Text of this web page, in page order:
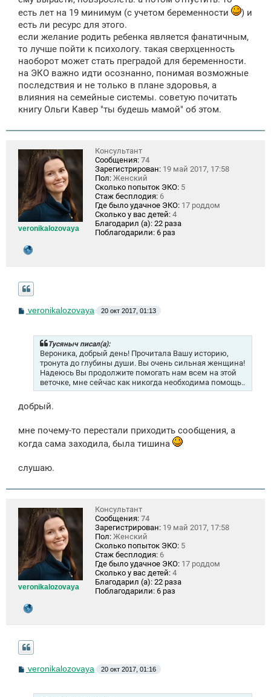
есть лет на 19 минимум (с учетом беременности
) и
есть ли ресурс для этого.
если желание родить ребенка является фанатичным,
то лучше пойти к психологу. такая сверхценность
наоборот может стать преградой для беременности.
на ЭКО важно идти осознанно, понимая возможные
последствия и не только в плане здоровья, а
влияния на семейные системы. советую почитать
книгу Ольги Кавер "ты будешь мамой" об этом.
veronikalozovaya
Консультант
Сообщения: 74
Зарегистрирован: 19 май 2017, 17:58
Пол: Женский
Сколько попыток ЭКО: 5
Стаж бесплодия: 6
Где было удачное ЭКО: 17 роддом
Сколько у вас детей: 4
Благодарил (а): 22 раза
Поблагодарили: 6 раз
Сveronikalozovaya 20 окт 2017, 01:13
Тусяныч писал(а):
Вероника, добрый день! Прочитала Вашу историю,
тронута до глубины души. Вы очень сильная женщина!
Надеюсь Вы продолжите помогать нам всем на этой
веточке, мне сейчас как никогда необходима помощь..
добрый.
мне почему-то перестали приходить сообщения, а
когда сама заходила, была тишина
слушаю.
veronikalozovaya
Консультант
Сообщения: 74
Зарегистрирован: 19 май 2017, 17:58
Пол: Женский
Сколько попыток ЭКО: 5
Стаж бесплодия: 6
Где было удачное ЭКО: 17 роддом
Сколько у вас детей: 4
Благодарил (а): 22 раза
Поблагодарили: 6 раз
С
о
veronikalozovaya 20 окт 2017, 01:16